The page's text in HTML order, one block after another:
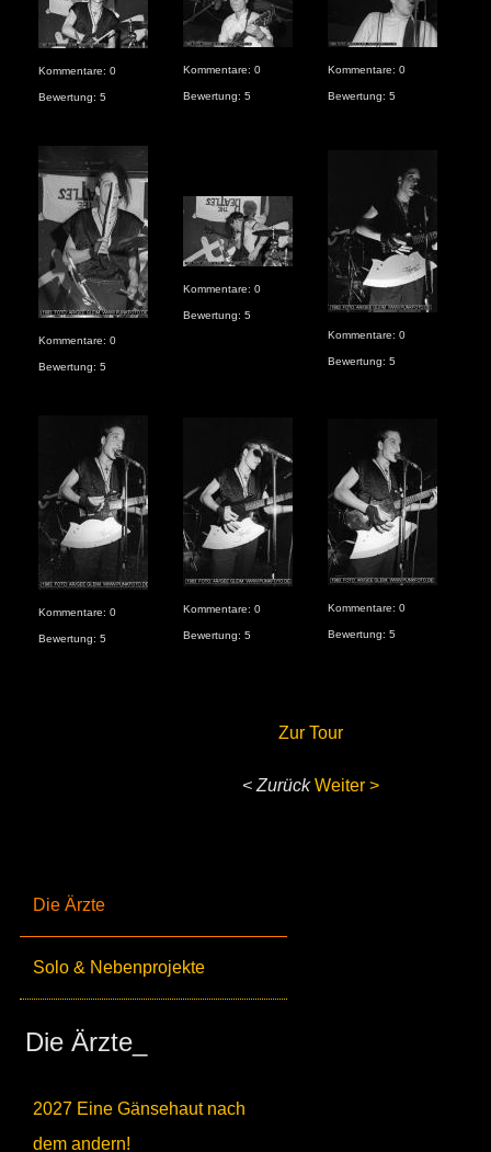
Die Ärzte
Solo & Nebenprojekte
Die Ärzte_
2027 Eine Gänsehaut nach
dem andern!
Kommentare: 0
Bewertung: 5
Kommentare: 0
Bewertung: 5
Kommentare: 0
Bewertung: 5
Kommentare: 0
Bewertung: 5
Kommentare: 0
Bewertung: 5
Kommentare: 0
Bewertung: 5
Kommentare: 0
Bewertung: 5
Kommentare: 0
Bewertung: 5
Kommentare: 0
Bewertung: 5
Zur Tour
< ZurückWeiter >